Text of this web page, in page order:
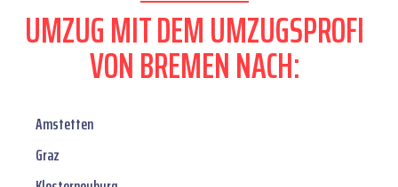
UMZUG MIT DEM UMZUGSPROFI
VON BREMEN NACH:
Amstetten
Graz